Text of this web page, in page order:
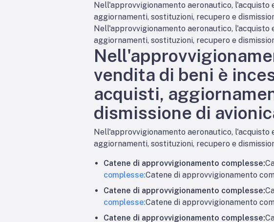
Nell'approvvigionamento aeronautico, l'acquisto
aggiornamenti, sostituzioni, recupero e
Nell'approvvigionamento aeronautico, l'acquisto
aggiornamenti, sostituzioni, recupero e
vendita di beni è
acquisti,
dismissione di
Nell'approvvigionamento aeronautico, l'acquisto
aggiornamenti, sostituzioni, recupero e
Catene di approvvigionamento complesse:
complesse:Catene di approvvigionamento
Catene di approvvigionamento complesse:
complesse:Catene di approvvigionamento
Catene di approvvigionamento complesse: